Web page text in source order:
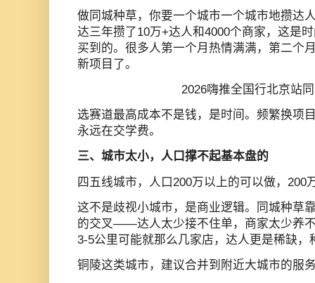
做同城种草，你要一个城市一个城市地攒达
达三年攒了10万+达人和4000个商家，这是
买到的。很多人第一个月热情满满，第二个
新项目了。
2026嗨推全国行北京站
选赛道最高成本不是钱，是时间。频繁换项
永远在交学费。
三、城市太小，人口撑不起基本盘的
四五线城市，人口200万以上的可以做，200
这不是歧视小城市，是商业逻辑。同城种草
的交叉——达人太少接不住单，商家太少养
3-5公里可能就那么几家店，达人更是稀缺
铜陵这类城市，建议合并到附近大城市的服